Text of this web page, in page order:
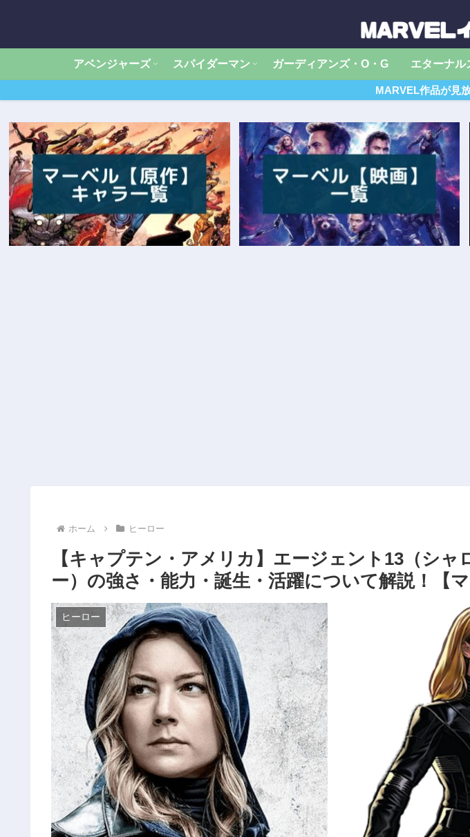
アベンジャーズ スパイダーマン ガーディアンズ・O・G エターナル
MARVEL作品が見
ホーム ヒーロー
【キャプテン・アメリカ】エージェント13（シャ
ー）の強さ・能力・誕生・活躍について解説！【マ
ヒーロー